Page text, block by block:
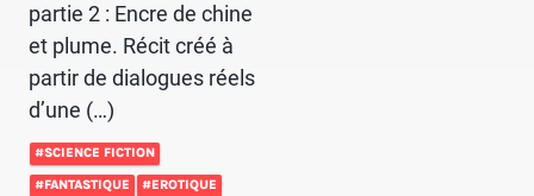
partie 2 : Encre de chine
et plume. Récit créé à
partir de dialogues réels
d’une (…)
#SCIENCE FICTION
#FANTASTIQUE #EROTIQUE